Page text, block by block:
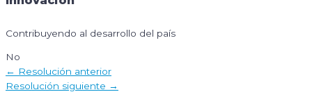
Contribuyendo al desarrollo del país
No
Navegación
de
← Resolución anterior
Resolución siguiente →